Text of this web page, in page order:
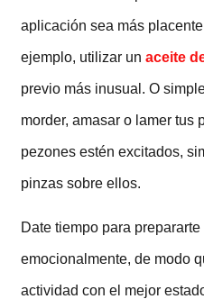
aplicación sea más
ejemplo, utilizar unaceite
previo más inusual. O
morder, amasar o lamer tus
pezones estén excitados,
pinzas sobre ellos.
Date tiempo para
emocionalmente, de modo
actividad con el mejor